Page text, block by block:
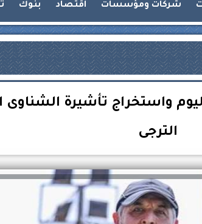
شركات ومؤسسات اقتصاد بنوك
واستخراج تأشيرة الشناوى
الترجى